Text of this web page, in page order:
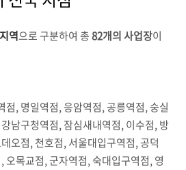
역으로 구분하여 총82개의 사업장이
점, 명일역점, 응암역점, 공릉역점, 숭실
남구청역점, 잠심새내역점, 이수점, 방
오점, 천호점, 서울대입구역점, 공덕
오목교점, 군자역점, 숙대입구역점, 영